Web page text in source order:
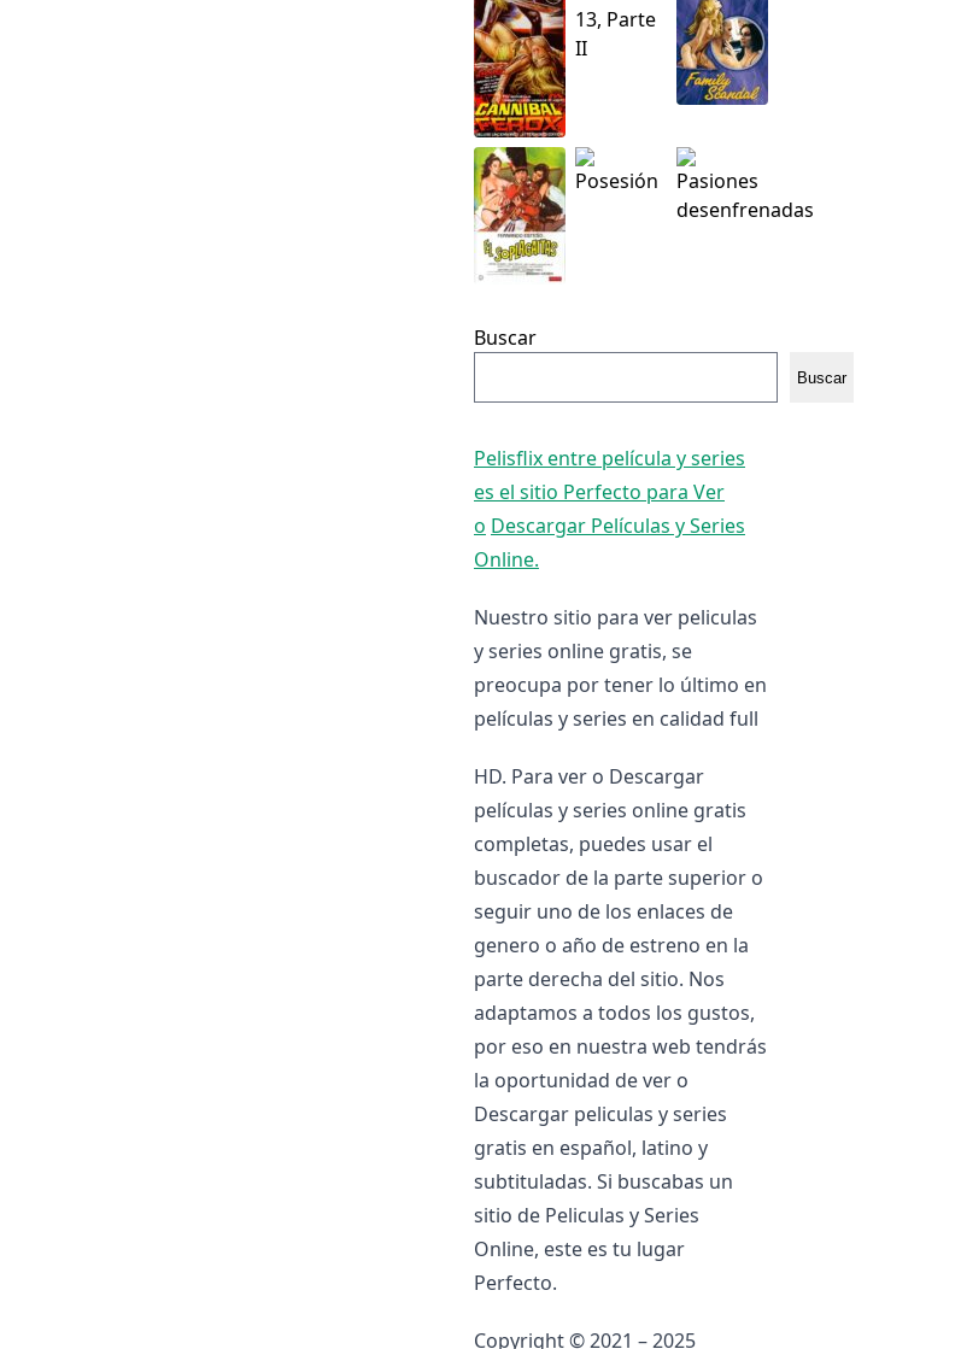
Buscar
Buscar
Pelisflix entre película y series
es el sitio Perfecto para Ver
o Descargar Películas y Series
Online.
Nuestro sitio para ver peliculas
y series online gratis, se
preocupa por tener lo último en
películas y series en calidad full
HD. Para ver o Descargar
películas y series online gratis
completas, puedes usar el
buscador de la parte superior o
seguir uno de los enlaces de
genero o año de estreno en la
parte derecha del sitio. Nos
adaptamos a todos los gustos,
por eso en nuestra web tendrás
la oportunidad de ver o
Descargar peliculas y series
gratis en español, latino y
subtituladas. Si buscabas un
sitio de Peliculas y Series
Online, este es tu lugar
Perfecto.
Copyright © 2021 – 2025